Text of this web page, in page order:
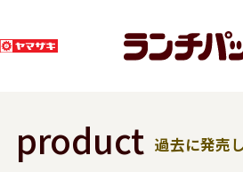
product 過去に発売